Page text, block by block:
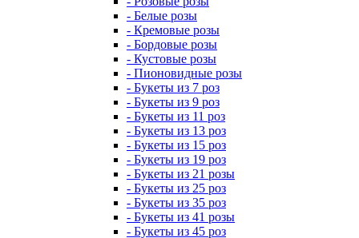
- Белые розы
- Кремовые розы
- Бордовые розы
- Кустовые розы
- Пионовидные розы
- Букеты из 7 роз
- Букеты из 9 роз
- Букеты из 11 роз
- Букеты из 13 роз
- Букеты из 15 роз
- Букеты из 19 роз
- Букеты из 21 розы
- Букеты из 25 роз
- Букеты из 35 роз
- Букеты из 41 розы
- Букеты из 45 роз